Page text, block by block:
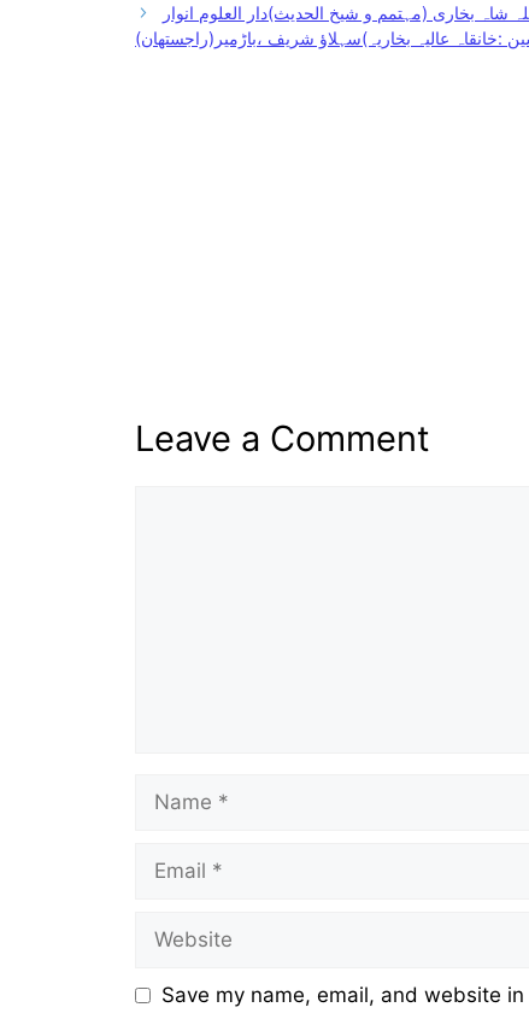
بخاری (مہتمم و شیخ الحدیث)دار العلوم انوار
عالیہ بخاریہ)سہلاؤ شریف ،باڑمیر(راجستھان)
Leave a Comment
Save my name, email, and website